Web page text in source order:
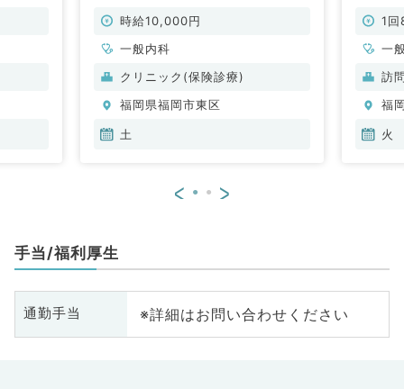
時給10,000円
一般内科
クリニック(保険診療)
福岡県福岡市東区
土
1
一
訪
福
火
< >
手当/福利厚生
通勤手当 ※詳細はお問い合わせください